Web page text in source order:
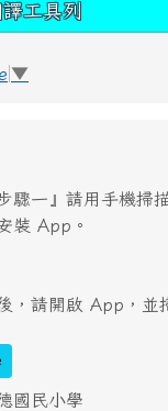
工具列
▼
步驟一』請用手機掃
裝 App。
，請開啟 App，並
國民小學